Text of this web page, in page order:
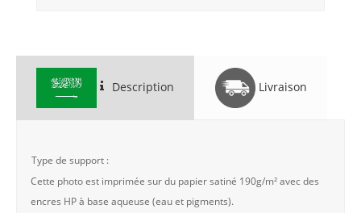
Description Livraison
Type de support :
Cette photo est imprimée sur du papier satiné 190g/m² avec des
encres HP à base aqueuse (eau et pigments).